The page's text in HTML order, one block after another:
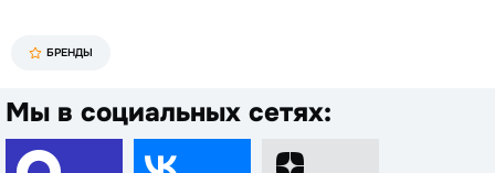
БРЕНДЫ
Мы в социальных сетях: